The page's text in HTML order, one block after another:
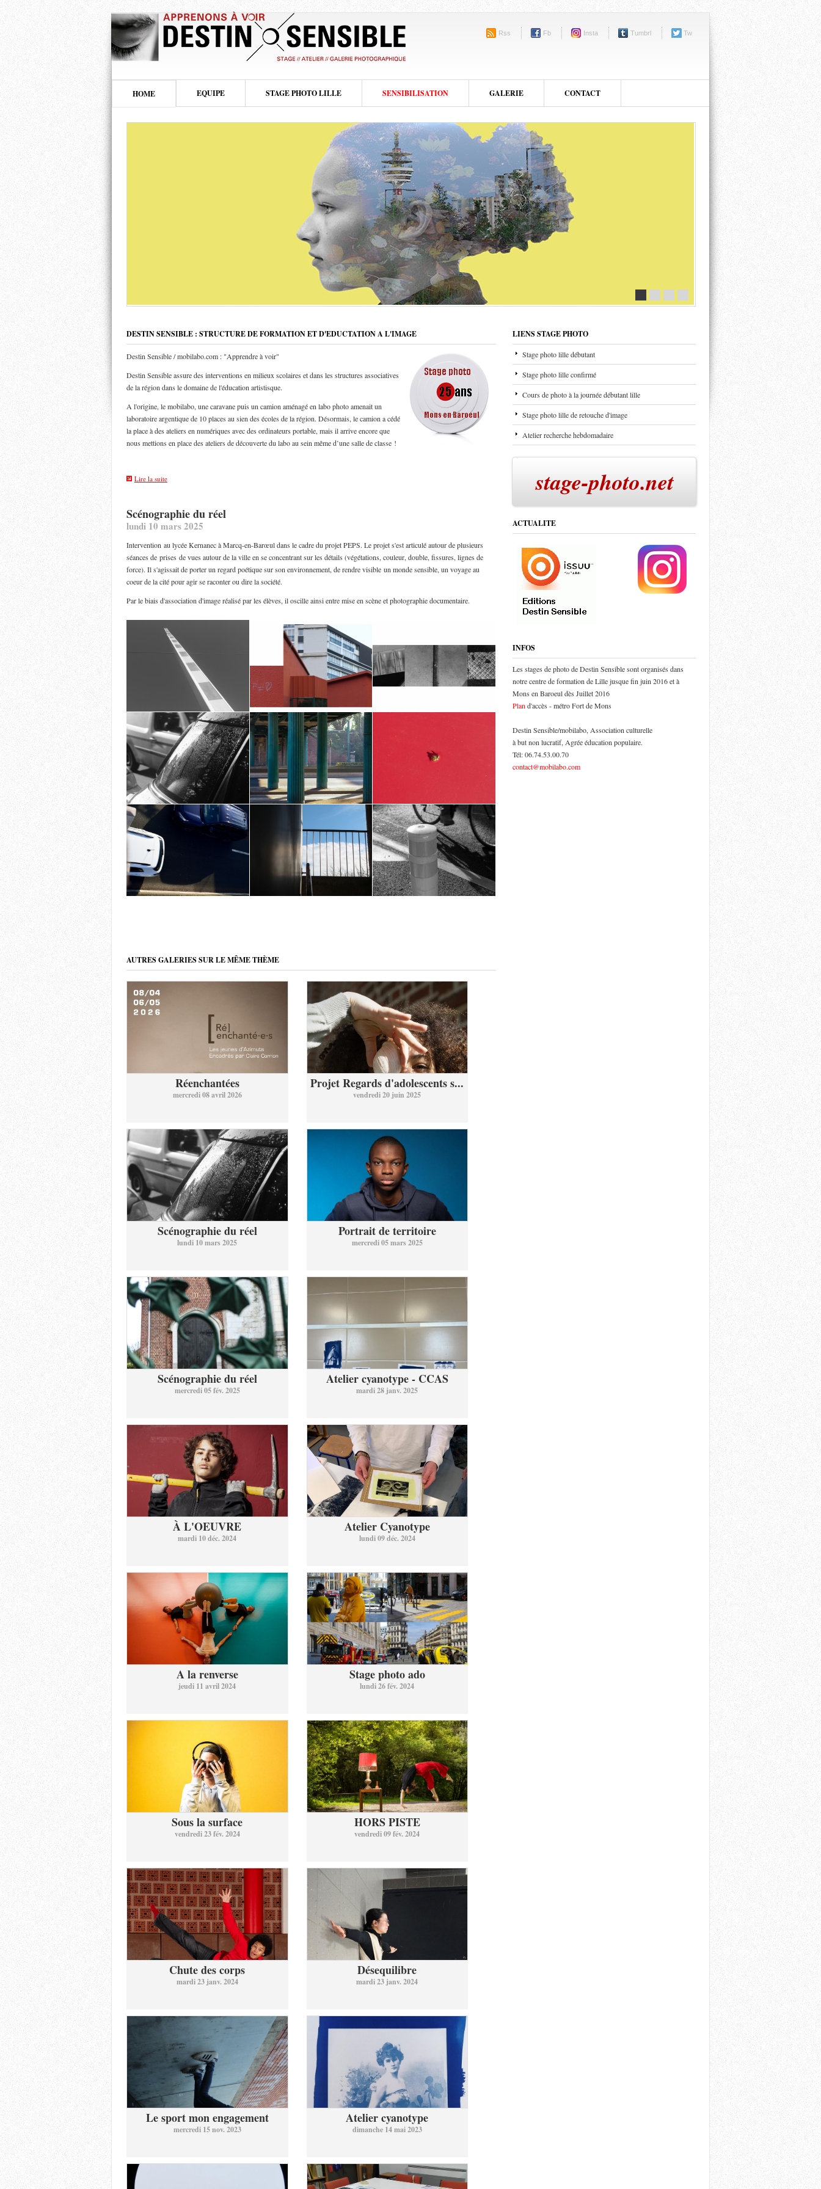
Rss Fb Insta Tumbrl Tw
HOME EQUIPE STAGE PHOTO LILLE SENSIBILISATION GALERIE CONTACT
DESTIN SENSIBLE : STRUCTURE DE FORMATION ET D'EDUCTATION A L'IMAGE
Destin Sensible / mobilabo.com : "Apprendre à voir"
Destin Sensible assure des interventions en milieux scolaires et dans les structures associatives
de la région dans le domaine de l'éducation artistisque.
A l'origine, le mobilabo, une caravane puis un camion aménagé en labo photo amenait un
laboratoire argentique de 10 places au sien des écoles de la région. Désormais, le camion a cédé
la place à des ateliers en numériques avec des ordinateurs portable, mais il arrive encore que
nous mettions en place des ateliers de découverte du labo au sein même d’une salle de classe !
Lire la suite
Scénographie du réel
lundi 10 mars 2025
Intervention au lycée Kernanec à Marcq-en-Barœul dans le cadre du projet PEPS. Le projet s'est articulé autour de plusieurs
séances de prises de vues autour de la ville en se concentrant sur les détails (végétations, couleur, double, fissures, lignes de
force). Il s'agissait de porter un regard poétique sur son environnement, de rendre visible un monde sensible, un voyage au
coeur de la cité pour agir se raconter ou dire la société.
Par le biais d'association d'image réalisé par les élèves, il oscille ainsi entre mise en scène et photographie documentaire.
AUTRES GALERIES SUR LE MÊME THÈME
Réenchantées
mercredi 08 avril 2026
Projet Regards d'adolescents s...
vendredi 20 juin 2025
Scénographie du réel
lundi 10 mars 2025
Portrait de territoire
mercredi 05 mars 2025
Scénographie du réel
mercredi 05 fév. 2025
Atelier cyanotype - CCAS
mardi 28 janv. 2025
À L'OEUVRE
mardi 10 déc. 2024
Atelier Cyanotype
lundi 09 déc. 2024
A la renverse
jeudi 11 avril 2024
Stage photo ado
lundi 26 fév. 2024
Sous la surface
vendredi 23 fév. 2024
HORS PISTE
vendredi 09 fév. 2024
Chute des corps
mardi 23 janv. 2024
Désequilibre
mardi 23 janv. 2024
Le sport mon engagement
mercredi 15 nov. 2023
Atelier cyanotype
dimanche 14 mai 2023
LIENS STAGE PHOTO
Stage photo lille débutant
Stage photo lille confirmé
Cours de photo à la journée débutant lille
Stage photo lille de retouche d'image
Atelier recherche hebdomadaire
stage-photo.net
ACTUALITE
INFOS
Les stages de photo de Destin Sensible sont organisés dans
notre centre de formation de Lille jusque fin juin 2016 et à
Mons en Baroeul dès Juillet 2016
Plan d'accès - métro Fort de Mons
Destin Sensible/mobilabo, Association culturelle
à but non lucratif, Agrée éducation populaire.
Tél: 06.74.53.00.70
contact@mobilabo.com